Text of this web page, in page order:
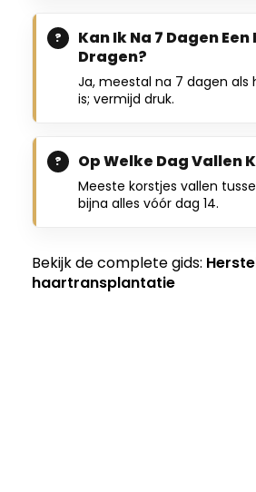
Kan Ik Na 7 Dagen Een
Dragen?
Ja, meestal na 7 dagen als
is; vermijd druk.
Op Welke Dag Vallen
Meeste korstjes vallen
bijna alles vóór dag 14.
Bekijk de complete gids:
haartransplantatie